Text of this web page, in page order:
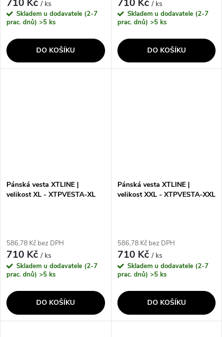
/ ks
Skladem u dodavatele (2-7
prac. dnů) >5 ks
DO KOŠÍKU
/ ks
Skladem u dodavatele (2-7
prac. dnů) >5 ks
DO KOŠÍKU
Pánská vesta XTLINE |
velikost XL - XTPVESTA-XL
586,78 Kč bez DPH
710 Kč/ ks
Skladem u dodavatele (2-7
prac. dnů) >5 ks
DO KOŠÍKU
Pánská vesta XTLINE |
velikost XXL - XTPVESTA-XXL
586,78 Kč bez DPH
710 Kč/ ks
Skladem u dodavatele (2-7
prac. dnů) >5 ks
DO KOŠÍKU